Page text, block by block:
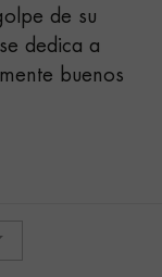
de su
dedica a
buenos